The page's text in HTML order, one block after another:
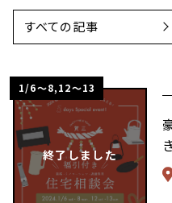
すべての記事
1/6～8,12〜13
終了しました